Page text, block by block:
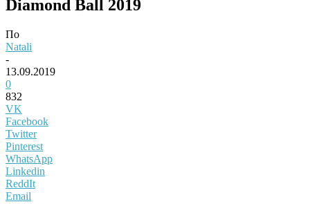
Diamond Ball 2019
По
Natali
-
13.09.2019
0
832
VK
Facebook
Twitter
Pinterest
WhatsApp
Linkedin
ReddIt
Email